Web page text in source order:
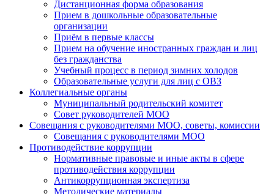
Дистанционная форма образования
Прием в дошкольные образовательные
организации
Приём в первые классы
Прием на обучение иностранных граждан и лиц
без гражданства
Учебный процесс в период зимних холодов
Образовательные услуги для лиц с ОВЗ
Коллегиальные органы
Муниципальный родительский комитет
Совет руководителей МОО
Совещания с руководителями МОО, советы, комиссии
Совещания с руководителями МОО
Противодействие коррупции
Нормативные правовые и иные акты в сфере
противодействия коррупции
Антикоррупционная экспертиза
Методические материалы